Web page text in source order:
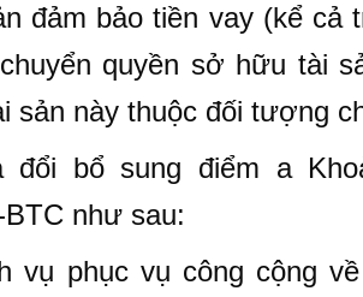
đảm bảo tiền vay (kể cả
quyền sở hữu tài
sản này thuộc đối tượng
đổi bổ sung điểm a
như sau:
vụ phục vụ công cộng